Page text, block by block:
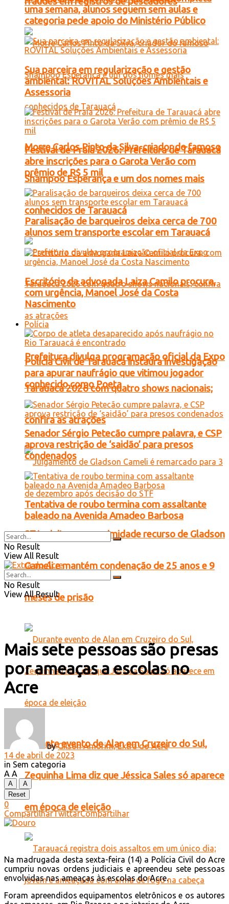
Morre Carlos Pinto da Silva, criador do famoso
Shampoo Esperança e um dos nomes mais
conhecidos de Tarauacá
Prefeitura divulga programação oficial da Expo
Tarauacá 2026 com quatro shows nacionais;
confira as atrações
STJ rejeita por unanimidade recurso de Gladson
Cameli e mantém condenação de 25 anos e 9
meses de prisão
Durante evento de Alan em Cruzeiro do Sul,
Zequinha Lima diz que Jéssica Sales só aparece
em época de eleição
uma semana, alunos seguem sem aulas e
categoria pede apoio do Ministério Público
Sua parceira em regularização e gestão
ambiental: ROVITAL Soluções Ambientais e
Assessoria
Festival de Praia 2026: Prefeitura de Tarauacá
abre inscrições para o Garota Verão com
prêmio de R$ 5 mil
Paralisação de barqueiros deixa cerca de 700
alunos sem transporte escolar em Tarauacá
Escritório da advogada Laiza Camilo procura,
com urgência, Manoel José da Costa
Nascimento
Polícia
Polícia Civil de Tarauacá instaura investigação
para apurar naufrágio que vitimou jogador
conhecido como Poeta
Senador Sérgio Petecão cumpre palavra, e CSP
aprova restrição de ‘saidão’ para presos
condenados
Tentativa de roubo termina com assaltante
baleado na Avenida Amadeo Barbosa
No Result
View All Result
No Result
View All Result
Mais sete pessoas são presas
por ameaças a escolas no
Acre
by Gilson Amorim, Extra do Acre
14 de abril de 2023
in Sem categoria
A A
A
A
Reset
0
CompartilharTwittarCompartilhar
Na madrugada desta sexta-feira (14) a Polícia Civil do Acre
cumpriu novas ordens judiciais e apreendeu sete pessoas
envolvidas nas ameaças às escolas do Acre.
Foram apreendidos equipamentos eletrônicos e os autores